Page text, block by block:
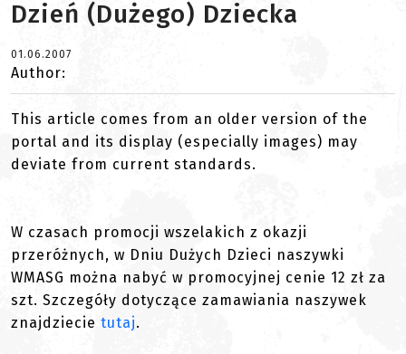
Dzień (Dużego) Dziecka
01.06.2007
Author:
This article comes from an older version of the
portal and its display (especially images) may
deviate from current standards.
W czasach promocji wszelakich z okazji
przeróżnych, w Dniu Dużych Dzieci naszywki
WMASG można nabyć w promocyjnej cenie 12 zł za
szt. Szczegóły dotyczące zamawiania naszywek
znajdziecie tutaj.